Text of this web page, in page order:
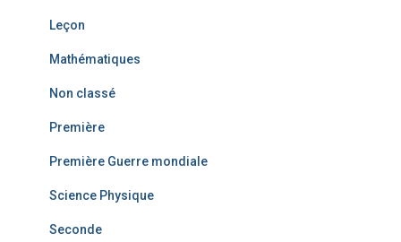
Leçon
Mathématiques
Non classé
Première
Première Guerre mondiale
Science Physique
Seconde